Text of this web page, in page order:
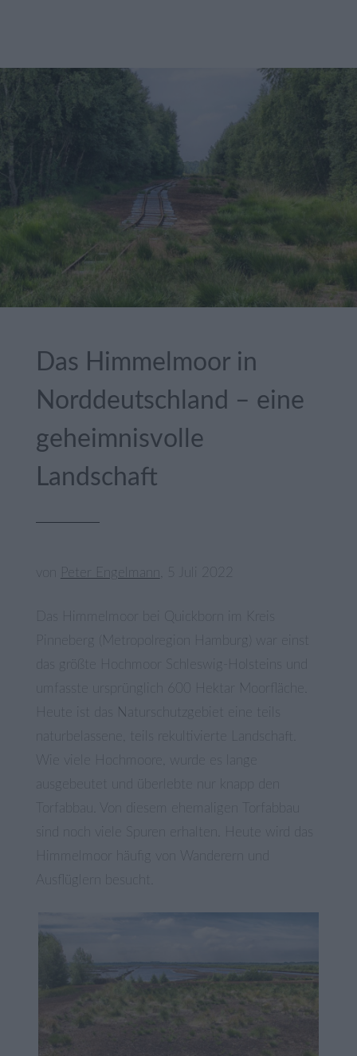
Das Himmelmoor in
Norddeutschland – eine
geheimnisvolle
Landschaft
Peter Engelmann , 5 Juli 2022
Pinneberg (Metropolregion Hamburg) war einst
das größte Hochmoor Schleswig-Holsteins und
umfasste ursprünglich 600 Hektar Moorfläche.
Heute ist das Naturschutzgebiet eine teils
Wie viele Hochmoore, wurde es lange
ausgebeutet und überlebte nur knapp den
Torfabbau. Von diesem ehemaligen Torfabbau
sind noch viele Spuren erhalten. Heute wird das
Himmelmoor häufig von Wanderern und
Ausflüglern besucht.